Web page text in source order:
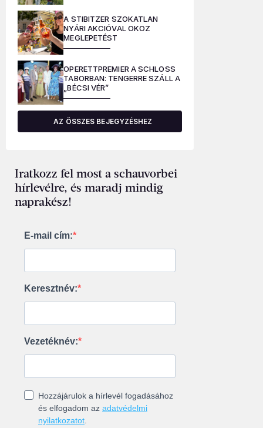
A STIBITZER SZOKATLAN
NYÁRI AKCIÓVAL OKOZ
MEGLEPETÉST
OPERETTPREMIER A SCHLOSS
TABORBAN: TENGERRE SZÁLL A
„BÉCSI VÉR”
AZ ÖSSZES BEJEGYZÉSHEZ
Iratkozz fel most a schauvorbei
hírlevélre, és maradj mindig
naprakész!
E-mail cím:
Keresztnév:
Vezetéknév:
Hozzájárulok a hírlevél fogadásához
és elfogadom az adatvédelmi
nyilatkozatot